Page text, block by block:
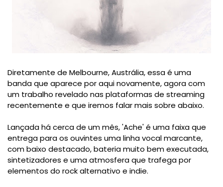
Diretamente de Melbourne, Austrália, essa é uma
banda que aparece por aqui novamente, agora com
um trabalho revelado nas plataformas de streaming
recentemente e que iremos falar mais sobre abaixo.
Lançada há cerca de um mês, 'Ache' é uma faixa que
entrega para os ouvintes uma linha vocal marcante,
com baixo destacado, bateria muito bem executada,
sintetizadores e uma atmosfera que trafega por
elementos do rock alternativo e indie.